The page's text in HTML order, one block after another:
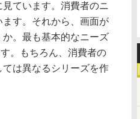
ています。消費者のニ
す。それから、画面が
。最も基本的なニーズ
。もちろん、消費者の
は異なるシリーズを作